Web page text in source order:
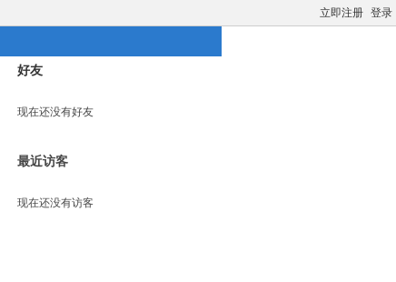
立即注册 登录
好友
现在还没有好友
最近访客
现在还没有访客